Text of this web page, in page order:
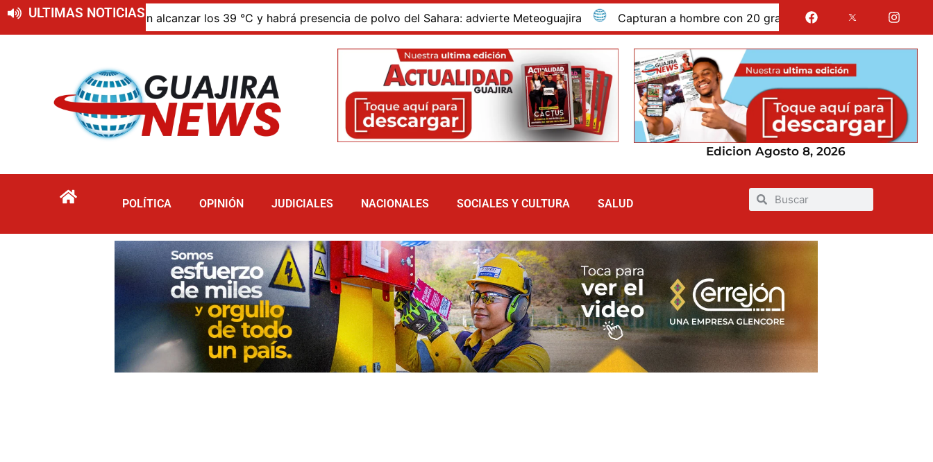
ULTIMAS NOTICIAS
podrían alcanzar los 39 °C y habrá presencia de polvo del Sahara: advierte Meteoguajira Capturan a hombre con 20 gramos de bazuco ocultos en la
Edicion Agosto 8, 2026
POLÍTICA OPINIÓN JUDICIALES NACIONALES SOCIALES Y CULTURA SALUD